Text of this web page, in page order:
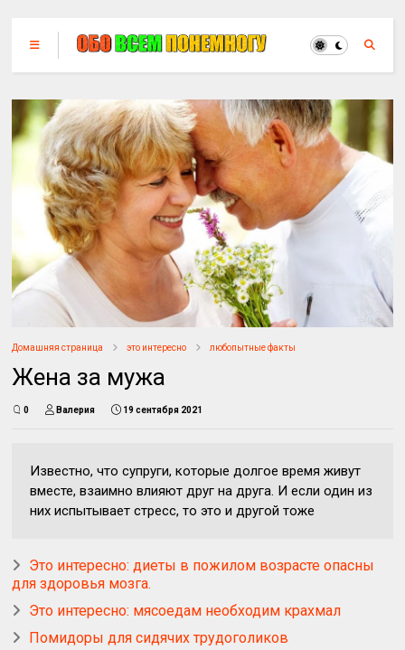
Домашняя страница это интересно любопытные факты
Жена за мужа
0 Валерия 19 сентября 2021
Известно, что супруги, которые долгое время живут
вместе, взаимно влияют друг на друга. И если один из
них испытывает стресс, то это и другой тоже
Это интересно: диеты в пожилом возрасте опасны
для здоровья мозга.
Это интересно: мясоедам необходим крахмал
Помидоры для сидячих трудоголиков